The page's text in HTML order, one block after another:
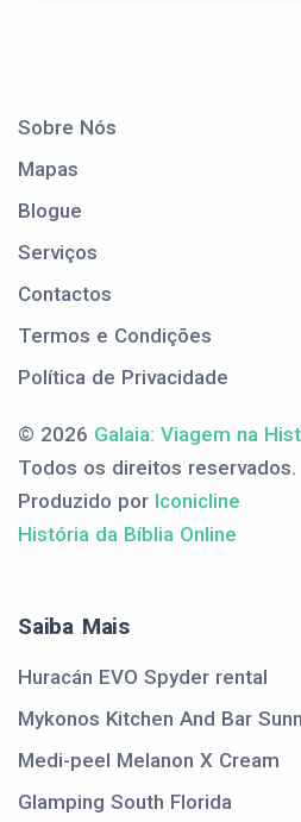
Sobre Nós
Mapas
Blogue
Serviços
Contactos
Termos e Condições
Política de Privacidade
© 2026 Galaia: Viagem na
Todos os direitos reservados.
Produzido por Iconicline
História da Bíblia Online
Saiba Mais
Huracán EVO Spyder rental
Mykonos Kitchen And Bar
Medi-peel Melanon X Cream
Glamping South Florida